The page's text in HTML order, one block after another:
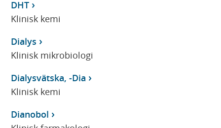
DHT
Klinisk kemi
Dialys
Klinisk mikrobiologi
Dialysvätska, -Dia
Klinisk kemi
Dianobol